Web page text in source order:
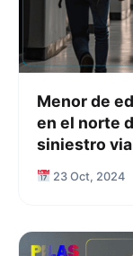
Menor de
en el norte
siniestro
23 Oct, 2024